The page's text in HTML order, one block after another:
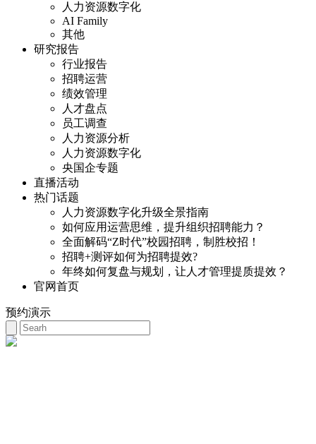
人力资源数字化
AI Family
其他
研究报告
行业报告
招聘运营
绩效管理
人才盘点
员工调查
人力资源分析
人力资源数字化
央国企专题
直播活动
热门话题
人力资源数字化升级全景指南
如何应用运营思维，提升组织招聘能力？
全面解码“Z时代”校园招聘，制胜校招！
招聘+测评如何为招聘提效?
年终如何复盘与规划，让人才管理提质提效？
官网首页
预约演示